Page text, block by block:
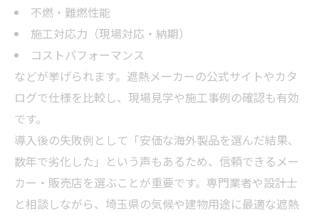
不燃・難燃性能
施工対応力（現場対応・納期）
コストパフォーマンス
などが挙げられます。遮熱メーカーの公式サイトやカタ
ログで仕様を比較し、現場見学や施工事例の確認も有効
です。
導入後の失敗例として「安価な海外製品を選んだ結果、
数年で劣化した」という声もあるため、信頼できるメー
カー・販売店を選ぶことが重要です。専門業者や設計士
と相談しながら、埼玉県の気候や建物用途に最適な遮熱